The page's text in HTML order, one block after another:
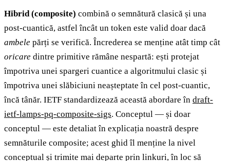
Hibrid (composite) combină o semnătură clasică și una
post-cuantică, astfel încât un token este valid doar dacă
ambele părți se verifică. Încrederea se menține atât timp cât
oricare dintre primitive rămâne nespartă: ești protejat
împotriva unei spargeri cuantice a algoritmului clasic și
împotriva unei slăbiciuni neașteptate în cel post-cuantic,
încă tânăr. IETF standardizează această abordare în draft-
ietf-lamps-pq-composite-sigs. Conceptul — și doar
conceptul — este detaliat în explicația noastră despre
semnăturile composite; acest ghid îl menține la nivel
conceptual și trimite mai departe prin linkuri, în loc să